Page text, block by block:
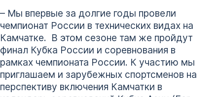
– Мы впервые за долгие годы провели
чемпионат России в технических видах на
Камчатке. В этом сезоне там же пройдут
финал Кубка России и соревнования в
рамках чемпионата России. К участию мы
приглашаем и зарубежных спортсменов на
перспективу включения Камчатки в